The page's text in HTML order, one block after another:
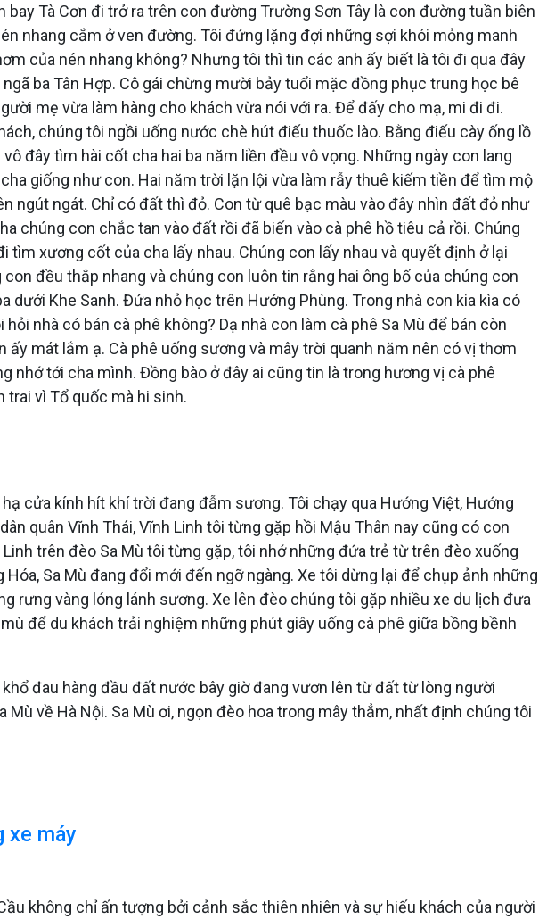
Tà Cơn đi trở ra trên con đường Trường Sơn Tây là con đường tuần biên
nhang cắm ở ven đường. Tôi đứng lặng đợi những sợi khói mỏng manh
của nén nhang không? Nhưng tôi thì tin các anh ấy biết là tôi đi qua đây
ba Tân Hợp. Cô gái chừng mười bảy tuổi mặc đồng phục trung học bê
mẹ vừa làm hàng cho khách vừa nói với ra. Để đấy cho mạ, mi đi đi.
chúng tôi ngồi uống nước chè hút điếu thuốc lào. Bằng điếu cày ống lồ
đây tìm hài cốt cha hai ba năm liền đều vô vọng. Những ngày con lang
giống như con. Hai năm trời lặn lội vừa làm rẫy thuê kiếm tiền để tìm mộ
ngút ngát. Chỉ có đất thì đỏ. Con từ quê bạc màu vào đây nhìn đất đỏ như
chúng con chắc tan vào đất rồi đã biến vào cà phê hồ tiêu cả rồi. Chúng
xương cốt của cha lấy nhau. Chúng con lấy nhau và quyết định ở lại
đều thắp nhang và chúng con luôn tin rằng hai ông bố của chúng con
Khe Sanh. Đứa nhỏ học trên Hướng Phùng. Trong nhà con kia kìa có
nhà có bán cà phê không? Dạ nhà con làm cà phê Sa Mù để bán còn
mát lắm ạ. Cà phê uống sương và mây trời quanh năm nên có vị thơm
nhớ tới cha mình. Đồng bào ở đây ai cũng tin là trong hương vị cà phê
trai vì Tổ quốc mà hi sinh.
cửa kính hít khí trời đang đẫm sương. Tôi chạy qua Hướng Việt, Hướng
quân Vĩnh Thái, Vĩnh Linh tôi từng gặp hồi Mậu Thân nay cũng có con
trên đèo Sa Mù tôi từng gặp, tôi nhớ những đứa trẻ từ trên đèo xuống
Sa Mù đang đổi mới đến ngỡ ngàng. Xe tôi dừng lại để chụp ảnh những
rưng vàng lóng lánh sương. Xe lên đèo chúng tôi gặp nhiều xe du lịch đưa
để du khách trải nghiệm những phút giây uống cà phê giữa bồng bềnh
đau hàng đầu đất nước bây giờ đang vươn lên từ đất từ lòng người
về Hà Nội. Sa Mù ơi, ngọn đèo hoa trong mây thẳm, nhất định chúng tôi
xe máy
không chỉ ấn tượng bởi cảnh sắc thiên nhiên và sự hiếu khách của người